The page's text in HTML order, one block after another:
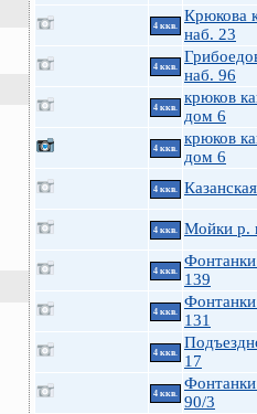
4 ккв.
Крюкова
наб. 23
4 ккв.
наб. 96
4 ккв.
крюков
дом 6
4 ккв.
крюков
дом 6
4 ккв.
4 ккв. Мойки р.
4 ккв.
139
4 ккв.
131
4 ккв.
17
4 ккв.
90/3